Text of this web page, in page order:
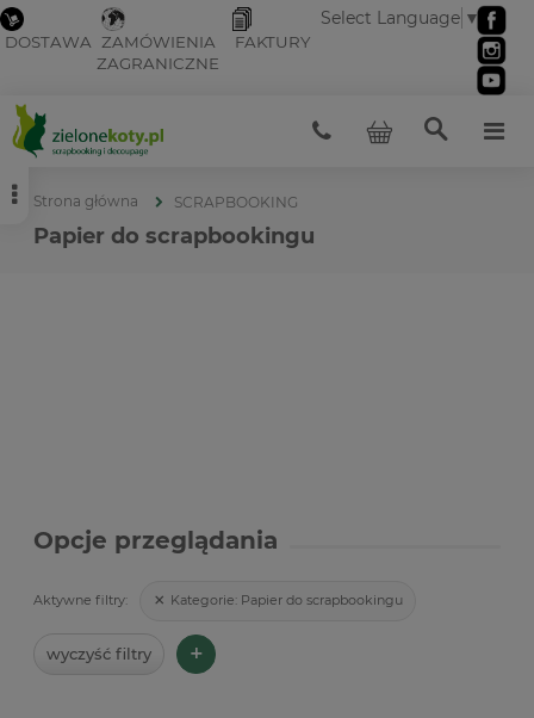
DOSTAWA ZAMÓWIENIA
ZAGRANICZNE
FAKTURY
Select Language ▼
Strona główna SCRAPBOOKING
Papier do scrapbookingu
Opcje przeglądania
Aktywne filtry: Kategorie: Papier do scrapbookingu
wyczyść filtry +